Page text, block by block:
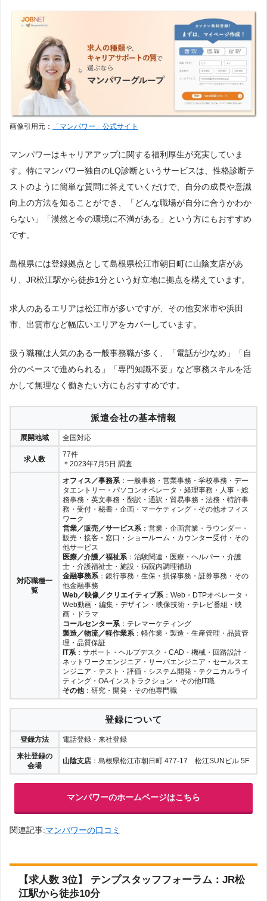
静岡 三重
関西
大阪 滋賀
中国
岡山 広島 鳥取 島根
山口
四国
九州・沖縄
佐賀 長崎
大分
画像引用元： 「マンパワー」公式サイト
マンパワーはキャリアアップに関する福利厚生が充実していま
す。特にマンパワー独自のLQ診断というサービスは、性格診断テ
ストのように簡単な質問に答えていくだけで、自分の成長や意識
向上の方法を知ることができ、「どんな職場が自分に合うかわか
らない」「漠然と今の環境に不満がある」という方にもおすすめ
です。
島根県には登録拠点として島根県松江市朝日町に山陰支店があ
り、JR松江駅から徒歩1分という好立地に拠点を構えています。
求人のあるエリアは松江市が多いですが、その他安米市や浜田
市、出雲市など幅広いエリアをカバーしています。
扱う職種は人気のある一般事務職が多く、「電話が少なめ」「自
分のペースで進められる」「専門知識不要」など事務スキルを活
かして無理なく働きたい方にもおすすめです。
派遣会社の基本情報
展開地域 全国対応
求人数
77件
＊2023年7月5日 調査
対応職種一
覧
オフィス／事務系：一般事務・営業事務・学校事務・デー
タエントリー・パソコンオペレータ・経理事務・人事・総
務事務・英文事務・翻訳・通訳・貿易事務・法務・特許事
務・受付・秘書・企画・マーケティング・その他オフィス
ワーク
営業／販売／サービス系：営業・企画営業・ラウンダー・
販売・接客・窓口・ショールーム・カウンター受付・その
他サービス
医療／介護／福祉系：治験関連・医療・ヘルパー・介護
士・介護福祉士・施設・病院内調理補助
金融事務系：銀行事務・生保・損保事務・証券事務・その
他金融事務
Web／映像／クリエイティブ系：Web・DTPオペレータ・
Web動画・編集・デザイン・映像技術・テレビ番組・映
画・ドラマ
コールセンター系：テレマーケティング
製造／物流／軽作業系：軽作業・製造・生産管理・品質管
理・品質保証
IT系：サポート・ヘルプデスク・CAD・機械・回路設計・
ネットワークエンジニア・サーバエンジニア・セールスエ
ンジニア・テスト・評価・システム開発・テクニカルライ
ティング・OAインストラクション・その他IT職
その他：研究・開発・その他専門職
登録について
登録方法
電話登録・来社登録
来社登録の
会場
山陰支店 ：島根県松江市朝日町 477-17 松江SUNビル 5F
マンパワーのホームページはこちら
関連記事:マンパワーの口コミ
【求人数 3位】 テンプスタッフフォーラム：JR松
江駅から徒歩10分